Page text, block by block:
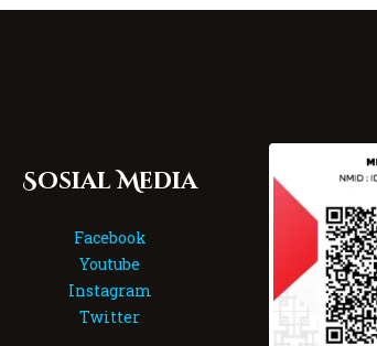
Sosial Media
Facebook
Youtube
Instagram
Twitter